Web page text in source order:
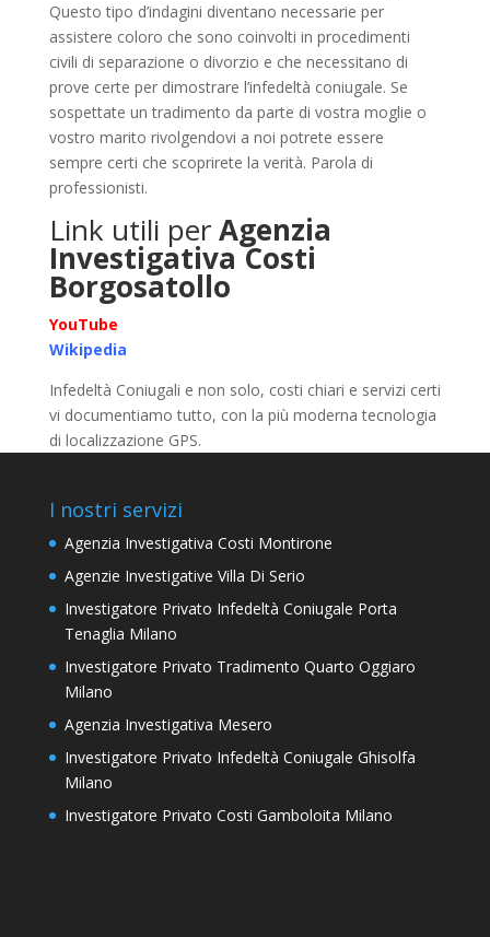
Questo tipo d’indagini diventano necessarie per
assistere coloro che sono coinvolti in procedimenti
civili di separazione o divorzio e che necessitano di
prove certe per dimostrare l’infedeltà coniugale. Se
sospettate un tradimento da parte di vostra moglie o
vostro marito rivolgendovi a noi potrete essere
sempre certi che scoprirete la verità. Parola di
professionisti.
Link utili perAgenzia
Investigativa Costi
Borgosatollo
YouTube
Wikipedia
Infedeltà Coniugali e non solo, costi chiari e servizi certi
vi documentiamo tutto, con la più moderna tecnologia
di localizzazione GPS.
I nostri servizi
Agenzia Investigativa Costi Montirone
Agenzie Investigative Villa Di Serio
Investigatore Privato Infedeltà Coniugale Porta
Tenaglia Milano
Investigatore Privato Tradimento Quarto Oggiaro
Milano
Agenzia Investigativa Mesero
Investigatore Privato Infedeltà Coniugale Ghisolfa
Milano
Investigatore Privato Costi Gamboloita Milano